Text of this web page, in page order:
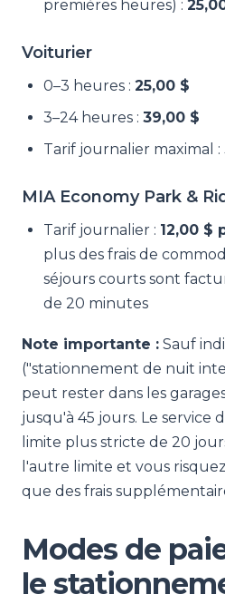
premières heures) :
Voiturier
0–3 heures : 25,00 $
3–24 heures : 39,00 $
Tarif journalier maximal :
MIA Economy Park &
Tarif journalier : 12,00 $
plus des frais de
séjours courts sont
de 20 minutes
Note importante : Sauf
("stationnement de nuit
peut rester dans les
jusqu'à 45 jours. Le service
limite plus stricte de 20
l'autre limite et vous
que des frais
Modes de
le